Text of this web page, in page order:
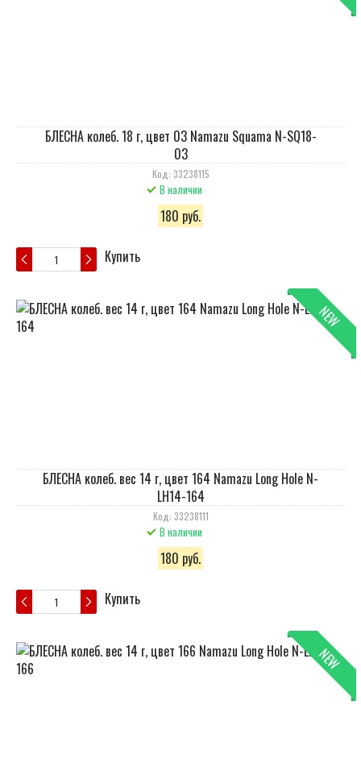
БЛЕСНА колеб. 18 г, цвет 03 Namazu Squama N-SQ18-
03
Код: 33238115
В наличии
180 руб.
Купить
NEW
БЛЕСНА колеб. вес 14 г, цвет 164 Namazu Long Hole N-
LH14-164
Код: 33238111
В наличии
180 руб.
Купить
NEW